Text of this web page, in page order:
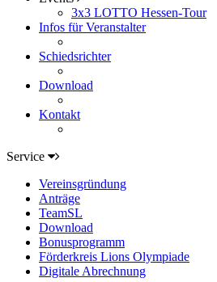
3x3 LOTTO Hessen-Tour
Infos für Veranstalter
Schiedsrichter
Download
Kontakt
Service
Vereinsgründung
Anträge
TeamSL
Download
Bonusprogramm
Förderkreis Lions Olympiade
Digitale Abrechnung